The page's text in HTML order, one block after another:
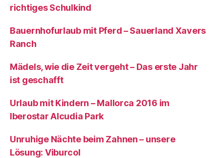
richtiges Schulkind
Bauernhofurlaub mit Pferd – Sauerland Xavers
Ranch
Mädels, wie die Zeit vergeht – Das erste Jahr
ist geschafft
Urlaub mit Kindern – Mallorca 2016 im
Iberostar Alcudia Park
Unruhige Nächte beim Zahnen – unsere
Lösung: Viburcol